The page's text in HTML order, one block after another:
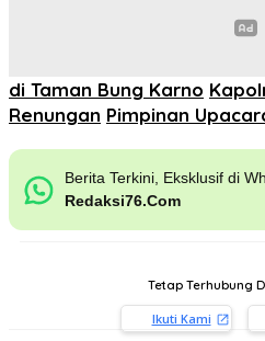
di Taman Bung Karno
Renungan Pimpinan
Berita Terkini, Eksklusif di
Redaksi76.Com
Tetap Terhubung
Ikuti Kami